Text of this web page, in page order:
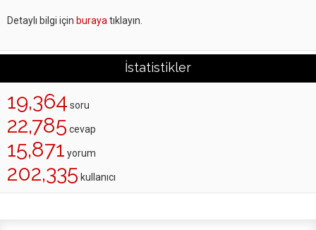
Detaylı bilgi için buraya tıklayın.
İstatistikler
19,364 soru
22,785 cevap
15,871 yorum
202,335 kullanıcı